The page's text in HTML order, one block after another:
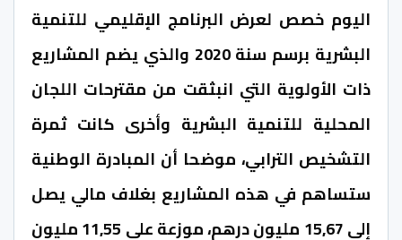
اليوم خصص لعرض البرنامج الإقليمي للتنمية
البشرية برسم سنة 2020 والذي يضم المشاريع
ذات الأولوية التي انبثقت من مقترحات اللجان
المحلية للتنمية البشرية وأخرى كانت ثمرة
التشخيص الترابي، موضحا أن المبادرة الوطنية
ستساهم في هذه المشاريع بغلاف مالي يصل
إلى 15,67 مليون درهم، موزعة على 11,55 مليون